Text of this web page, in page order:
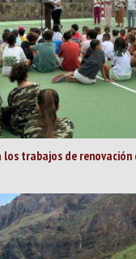
los trabajos de